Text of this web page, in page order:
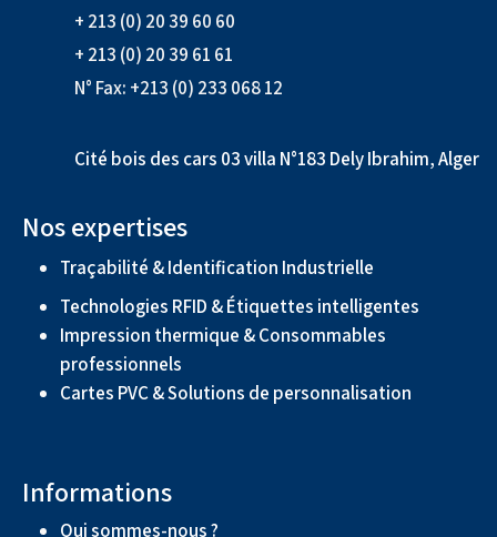
+ 213 (0) 20 39 60 60
+ 213 (0) 20 39 61 61
N° Fax: +213 (0) 233 068 12
Cité bois des cars 03 villa N°183 Dely Ibrahim, Alger
Nos expertises
Traçabilité & Identification Industrielle
Technologies RFID & Étiquettes intelligentes
Impression thermique & Consommables
professionnels
Cartes PVC & Solutions de personnalisation
Informations
Qui sommes-nous ?